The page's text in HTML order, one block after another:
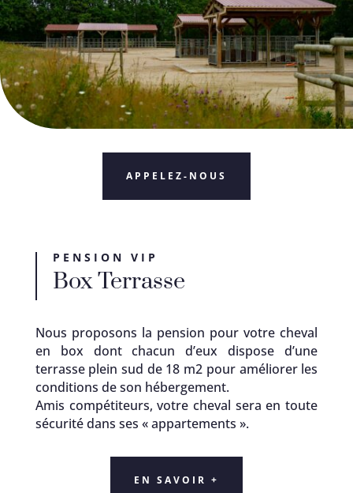
APPELEZ-NOUS
PENSION VIP
Box Terrasse
Nous proposons la pension pour votre cheval
en box dont chacun d’eux dispose d’une
terrasse plein sud de 18 m2 pour améliorer les
conditions de son hébergement.
Amis compétiteurs, votre cheval sera en toute
sécurité dans ses « appartements ».
EN SAVOIR +